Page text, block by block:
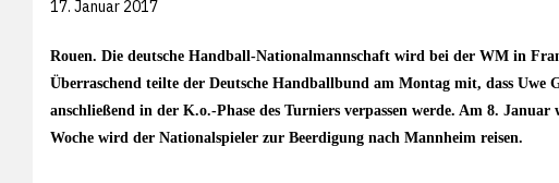
17. Januar 2017
Rouen. Die deutsche Handball-Nationalmannschaft wird bei der WM in
Überraschend teilte der Deutsche Handballbund am Montag mit, dass Uwe
anschließend in der K.o.-Phase des Turniers verpassen werde. Am 8.
Woche wird der Nationalspieler zur Beerdigung nach Mannheim reisen.